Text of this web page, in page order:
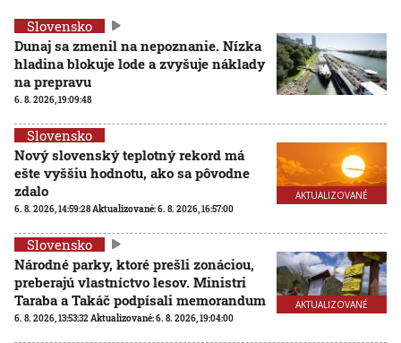
Slovensko
Dunaj sa zmenil na nepoznanie. Nízka
hladina blokuje lode a zvyšuje náklady
na prepravu
6. 8. 2026, 19:09:48
AKTUALIZOVANÉ
Slovensko
Nový slovenský teplotný rekord má
ešte vyššiu hodnotu, ako sa pôvodne
zdalo
6. 8. 2026, 14:59:28Aktualizované:6. 8. 2026, 16:57:00
AKTUALIZOVANÉ
Slovensko
Národné parky, ktoré prešli zonáciou,
preberajú vlastníctvo lesov. Ministri
Taraba a Takáč podpísali memorandum
6. 8. 2026, 13:53:32Aktualizované:6. 8. 2026, 19:04:00